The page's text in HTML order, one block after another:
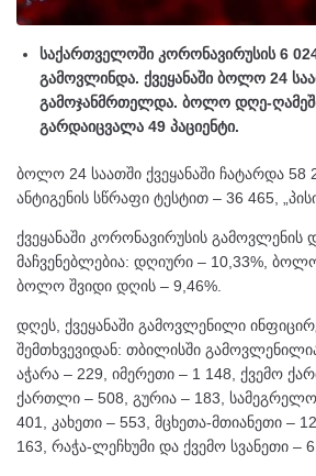
საქართველოში კორონავირუსის 6
გამოვლინდა. ქვეყანაში ბოლო 24
გამოჯანმრთელდა. ბოლო დღე-
გარდაიცვალა 49 პაციენტი.
ბოლო 24 საათში ქვეყანაში ჩატარდა 58
ანტიგენის სწრაფი ტესტით – 36 465,
ქვეყანაში კორონავირუსის გამოვლენის
მაჩვენებლებია: დღიური – 10,33%,
ბოლო შვიდი დღის – 9,46%.
დღეს, ქვეყანაში გამოვლენილი
შემთხვევიდან: თბილისში
აჭარა – 229, იმერეთი – 1 148, ქვემო
ქართლი – 508, გურია – 183, სამეგრელო
401, კახეთი – 553, მცხეთა-მთიანეთი –
163, რაჭა-ლეჩხუმი და ქვემო სვანეთი –